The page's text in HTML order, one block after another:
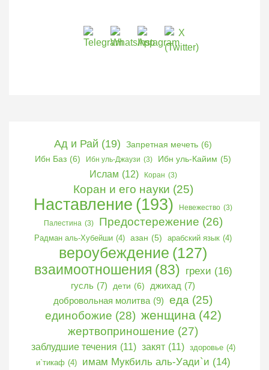
Ад и Рай (19) Запретная мечеть (6)
Ибн Баз (6) Ибн уль-Джаузи (3) Ибн уль-Кайим (5)
Ислам (12) Коран (3)
Коран и его науки (25)
Наставление (193) Невежество (3)
Палестина (3) Предостережение (26)
Радман аль-Хубейши (4) азан (5) арабский язык (4)
вероубеждение (127)
взаимоотношения (83) грехи (16)
гусль (7) дети (6) джихад (7)
добровольная молитва (9) еда (25)
единобожие (28) женщина (42)
жертвоприношение (27)
заблудшие течения (11) закят (11) здоровье (4)
и`тикаф (4) имам Мукбиль аль-Уади`и (14)